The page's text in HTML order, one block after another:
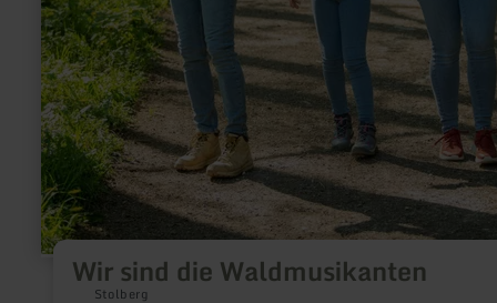
Wir sind die Waldmusikanten
Stolberg